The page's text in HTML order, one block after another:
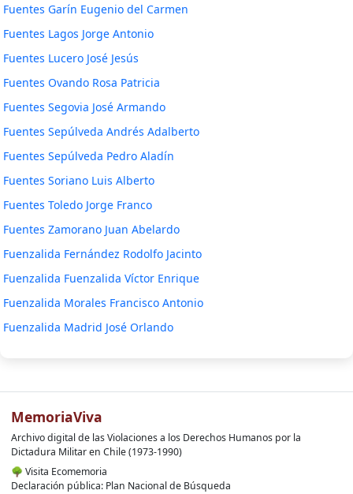
Fuentes Garín Eugenio del Carmen
Fuentes Lagos Jorge Antonio
Fuentes Lucero José Jesús
Fuentes Ovando Rosa Patricia
Fuentes Segovia José Armando
Fuentes Sepúlveda Andrés Adalberto
Fuentes Sepúlveda Pedro Aladín
Fuentes Soriano Luis Alberto
Fuentes Toledo Jorge Franco
Fuentes Zamorano Juan Abelardo
Fuenzalida Fernández Rodolfo Jacinto
Fuenzalida Fuenzalida Víctor Enrique
Fuenzalida Morales Francisco Antonio
Fuenzalida Madrid José Orlando
MemoriaViva
Archivo digital de las Violaciones a los Derechos Humanos por la
Dictadura Militar en Chile (1973-1990)
🌳 Visita Ecomemoria
Declaración pública: Plan Nacional de Búsqueda